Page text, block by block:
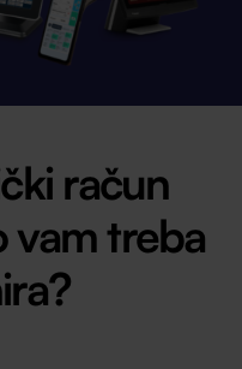
račun
vam treba